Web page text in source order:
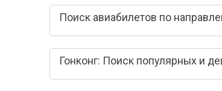
Поиск авиабилетов по
Гонконг: Поиск популярных и